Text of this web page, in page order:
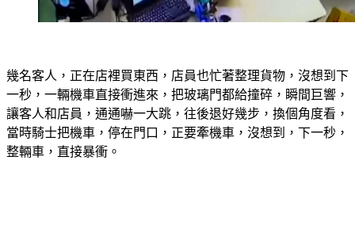
一秒，一輛機車直接衝進來，把玻璃門都給撞碎，瞬間巨響，
讓客人和店員，通通嚇一大跳，往後退好幾步，換個角度看，
當時騎士把機車，停在門口，正要牽機車，沒想到，下一秒，
整輛車，直接暴衝。